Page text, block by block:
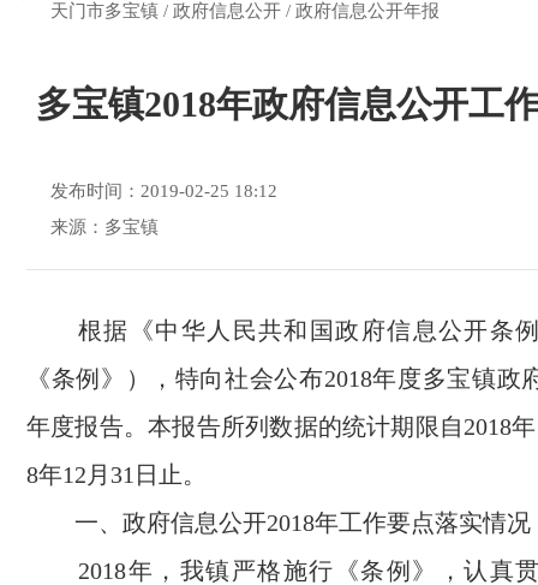
天门市多宝镇 / 政府信息公开 / 政府信息公开年报
多宝镇2018年政府信息公开工
发布时间：2019-02-25 18:12
来源：多宝镇
根据《中华人民共和国政府信息公开条
《条例》），特向社会公布2018年度多宝镇政
年度报告。本报告所列数据的统计期限自2018年
8年12 月 31 日止。
一、政府信息公开2018年工作要点落实情况
2018年，我镇严格施行《条例》，认真